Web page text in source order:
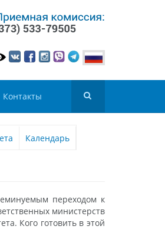
Контакты
Календарь
переходом к
министерств
Кого готовить в этой